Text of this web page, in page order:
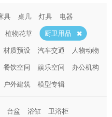
具 桌几 灯具 电器
植物花草 厨卫用品
材质预设 汽车交通 人物动物
餐饮空间 娱乐空间 办公机构
户外建筑 模型专辑
台盆 浴缸 卫浴柜